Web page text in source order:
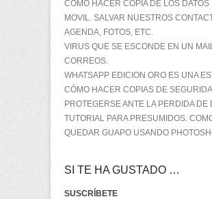
CÓMO HACER COPIA DE LOS DATOS
MOVIL. SALVAR NUESTROS
AGENDA, FOTOS, ETC.
VIRUS QUE SE ESCONDE EN UN
CORREOS.
WHATSAPP EDICION ORO ES UNA
CÓMO HACER COPIAS DE
PROTEGERSE ANTE LA PERDIDA DE
TUTORIAL PARA PRESUMIDOS.
QUEDAR GUAPO USANDO
SI TE HA GUSTADO …
SUSCRÍBETE